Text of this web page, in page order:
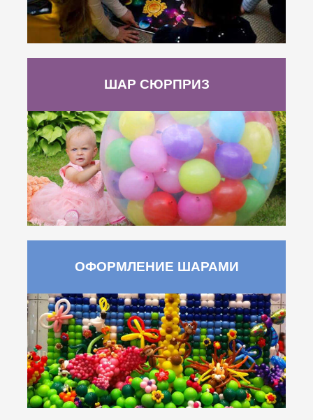
ШАР СЮРПРИЗ
ОФОРМЛЕНИЕ ШАРАМИ